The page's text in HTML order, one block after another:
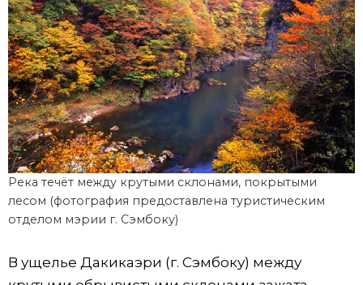
Река течёт между крутыми склонами, покрытыми
лесом (фотография предоставлена туристическим
отделом мэрии г. Сэмбоку)
В ущелье Дакикаэри (г. Сэмбоку) между